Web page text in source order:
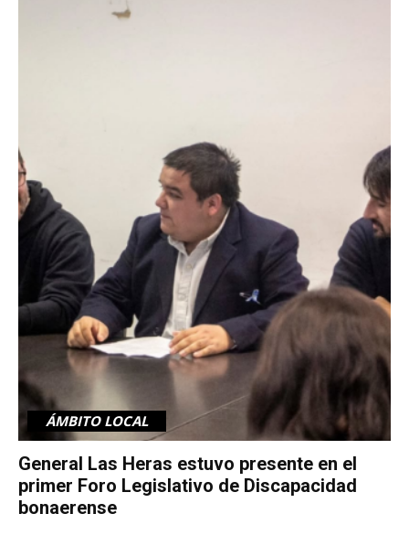
ÁMBITO LOCAL
General Las Heras estuvo presente en el
primer Foro Legislativo de Discapacidad
bonaerense